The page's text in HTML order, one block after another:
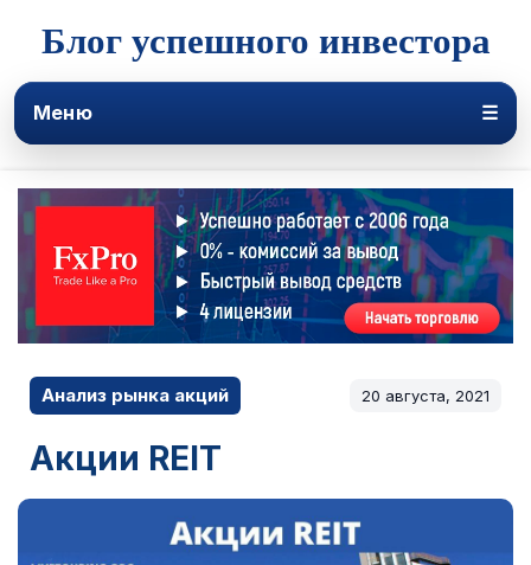
Блог успешного инвестора
Меню ☰
Анализ рынка акций 20 августа, 2021
Акции REIT